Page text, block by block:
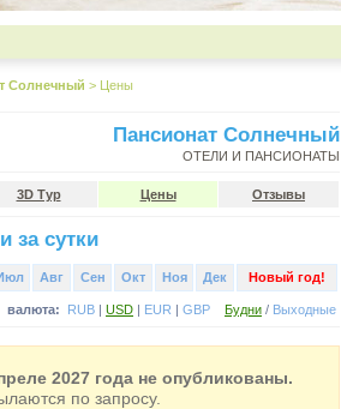
Солнечный > Цены
Пансионат Солнечный
ОТЕЛИ И ПАНСИОНАТЫ
3D Тур Цены Отзывы
за сутки
Авг Сен Окт Ноя Дек Новый год!
валюта: RUB | USD | EUR | GBP Будни / Выходные
2027 года не опубликованы.
по запросу.